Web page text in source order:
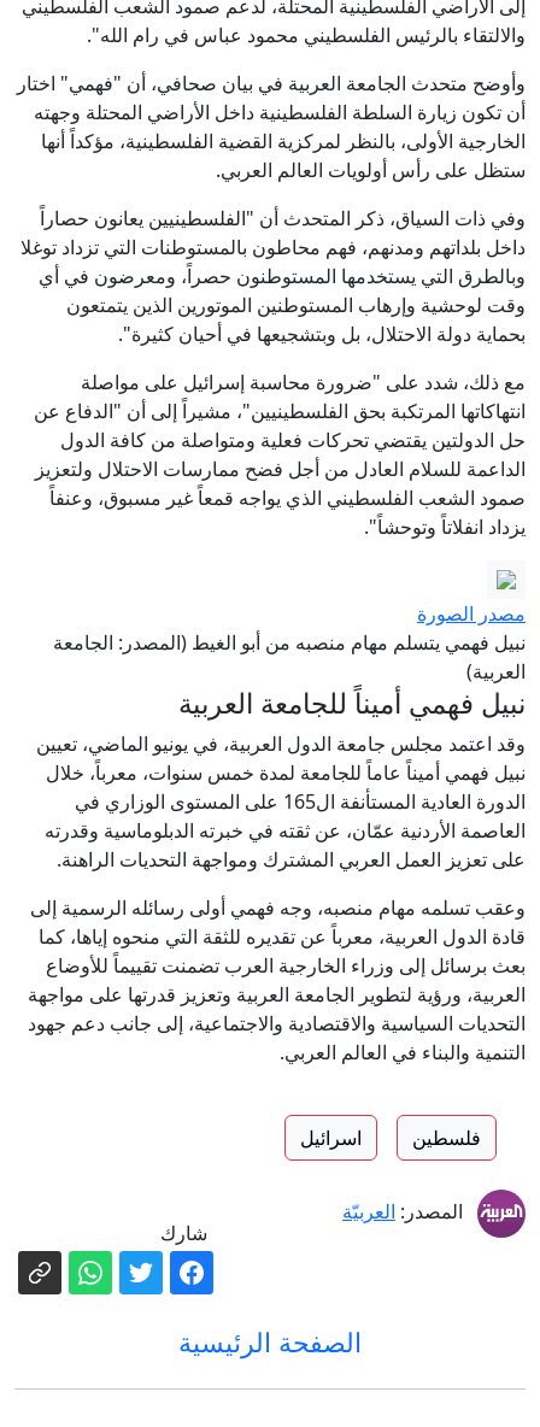
إلى الأراضي الفلسطينية المحتلة، لدعم صمود الشعب الفلسطيني
والالتقاء بالرئيس الفلسطيني محمود عباس في رام الله".
وأوضح متحدث الجامعة العربية في بيان صحافي، أن "فهمي" اختار
أن تكون زيارة السلطة الفلسطينية داخل الأراضي المحتلة وجهته
الخارجية الأولى، بالنظر لمركزية القضية الفلسطينية، مؤكداً أنها
ستظل على رأس أولويات العالم العربي.
وفي ذات السياق، ذكر المتحدث أن "الفلسطينيين يعانون حصاراً
داخل بلداتهم ومدنهم، فهم محاطون بالمستوطنات التي تزداد توغلا
وبالطرق التي يستخدمها المستوطنون حصراً، ومعرضون في أي
وقت لوحشية وإرهاب المستوطنين الموتورين الذين يتمتعون
بحماية دولة الاحتلال، بل وبتشجيعها في أحيان كثيرة".
مع ذلك، شدد على "ضرورة محاسبة إسرائيل على مواصلة
انتهاكاتها المرتكبة بحق الفلسطينيين"، مشيراً إلى أن "الدفاع عن
حل الدولتين يقتضي تحركات فعلية ومتواصلة من كافة الدول
الداعمة للسلام العادل من أجل فضح ممارسات الاحتلال ولتعزيز
صمود الشعب الفلسطيني الذي يواجه قمعاً غير مسبوق، وعنفاً
يزداد انفلاتاً وتوحشاً".
مصدر الصورة
نبيل فهمي يتسلم مهام منصبه من أبو الغيط (المصدر: الجامعة
العربية)
نبيل فهمي أميناً للجامعة العربية
وقد اعتمد مجلس جامعة الدول العربية، في يونيو الماضي، تعيين
نبيل فهمي أميناً عاماً للجامعة لمدة خمس سنوات، معرباً، خلال
الدورة العادية المستأنفة ال165 على المستوى الوزاري في
العاصمة الأردنية عمّان، عن ثقته في خبرته الدبلوماسية وقدرته
على تعزيز العمل العربي المشترك ومواجهة التحديات الراهنة.
وعقب تسلمه مهام منصبه، وجه فهمي أولى رسائله الرسمية إلى
قادة الدول العربية، معرباً عن تقديره للثقة التي منحوه إياها، كما
بعث برسائل إلى وزراء الخارجية العرب تضمنت تقييماً للأوضاع
العربية، ورؤية لتطوير الجامعة العربية وتعزيز قدرتها على مواجهة
التحديات السياسية والاقتصادية والاجتماعية، إلى جانب دعم جهود
التنمية والبناء في العالم العربي.
فلسطين اسرائيل
المصدر: العربيّة
شارك
الصفحة الرئيسية